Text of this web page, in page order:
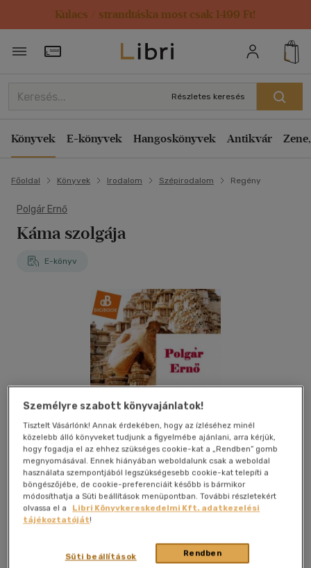
Kulacs / strandtáska most csak 1499 Ft!
Törzsvásárlói Kártya adatai
Részletes keresés
Könyvek E-könyvek Hangoskönyvek Antikvár
Főoldal Könyvek Irodalom Szépirodalom Regény
Polgár Ernő
Káma szolgája
E-könyv
Kívánságlistához adom
Személyre szabott könyvajánlatok!
Tisztelt Vásárlónk! Annak érdekében, hogy az ízléséhez minél
közelebb álló könyveket tudjunk a figyelmébe ajánlani, arra kérjük,
hogy fogadja el az ehhez szükséges cookie-kat a „Rendben” gomb
megnyomásával. Ennek hiányában weboldalunk csak a weboldal
használata szempontjából legszükségesebb cookie-kat telepíti a
böngészőjébe, de cookie-preferenciáit később is bármikor
módosíthatja a Süti beállítások menüpontban. További részletekért
olvassa el a
Libri Könyvkereskedelmi Kft. adatkezelési
tájékoztatóját!
Rendben
Süti beállítások